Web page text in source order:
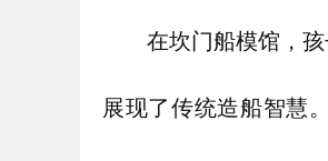
在坎门船模馆，
展现了传统造船智慧